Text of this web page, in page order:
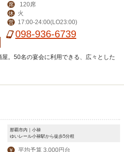
席 120席
休 火
営 17:00-24:00(LO23:00)
098-936-6739
。50名の宴会に利用できる、広々とした
那覇市内｜小禄
ゆいレール小禄駅から徒歩5分程
￥ 平均予算 3,000円台